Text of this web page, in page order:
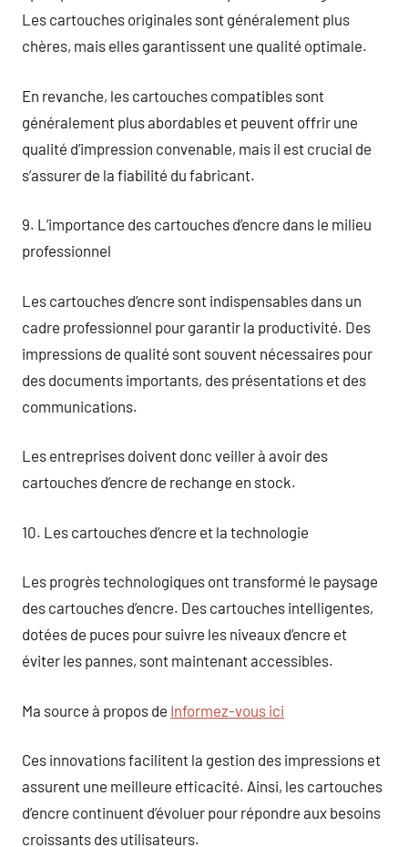
Les cartouches originales sont généralement plus
chères, mais elles garantissent une qualité optimale.
En revanche, les cartouches compatibles sont
généralement plus abordables et peuvent offrir une
qualité d’impression convenable, mais il est crucial de
s’assurer de la fiabilité du fabricant.
9. L’importance des cartouches d’encre dans le milieu
professionnel
Les cartouches d’encre sont indispensables dans un
cadre professionnel pour garantir la productivité. Des
impressions de qualité sont souvent nécessaires pour
des documents importants, des présentations et des
communications.
Les entreprises doivent donc veiller à avoir des
cartouches d’encre de rechange en stock.
10. Les cartouches d’encre et la technologie
Les progrès technologiques ont transformé le paysage
des cartouches d’encre. Des cartouches intelligentes,
dotées de puces pour suivre les niveaux d’encre et
éviter les pannes, sont maintenant accessibles.
Ma source à propos de Informez-vous ici
Ces innovations facilitent la gestion des impressions et
assurent une meilleure efficacité. Ainsi, les cartouches
d’encre continuent d’évoluer pour répondre aux besoins
croissants des utilisateurs.